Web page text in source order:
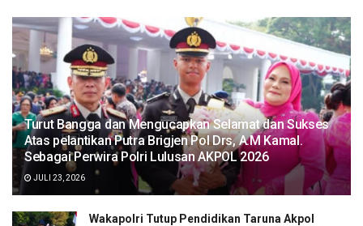
Turut Bangga dan Mengucapkan Selamat dan Sukses
Atas pelantikan Putra Brigjen Pol Drs, A.M Kamal.
Sebagai Perwira Polri Lulusan AKPOL 2026
JULI 23, 2026
Wakapolri Tutup Pendidikan Taruna Akpol